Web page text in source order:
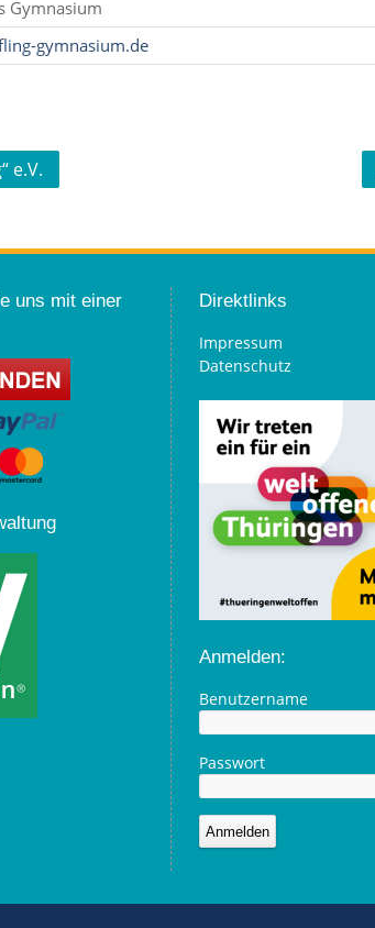
Gymnasium
gymnasium.de
e.V.
uns mit einer
Direktlinks
Impressum
Datenschutz
Anmelden:
Benutzername
Passwort